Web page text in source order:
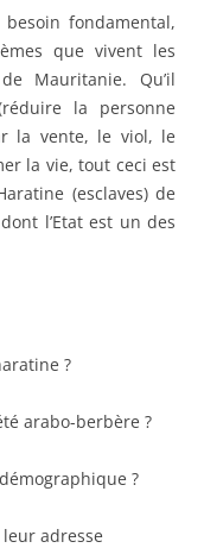
fondamental,
que vivent les
Mauritanie. Qu’il
la personne
la vente, le viol, le
la vie, tout ceci est
(esclaves) de
l’Etat est un des
?
arabo-berbère ?
?
adresse